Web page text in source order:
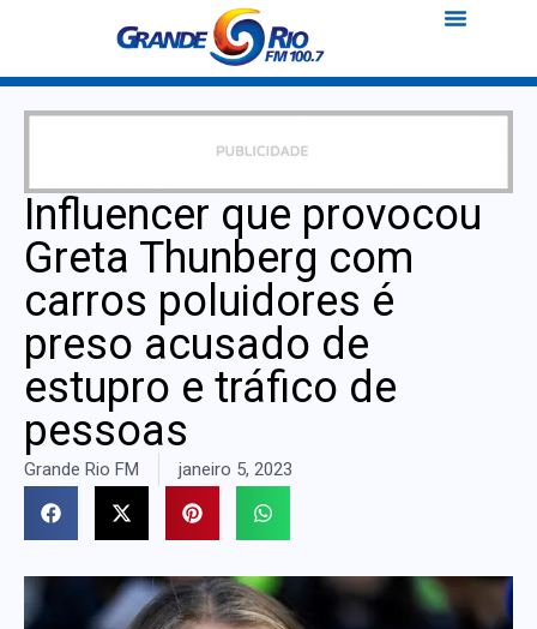
Influencer que provocou
Greta Thunberg com
carros poluidores é
preso acusado de
estupro e tráfico de
pessoas
Grande Rio FM janeiro 5, 2023